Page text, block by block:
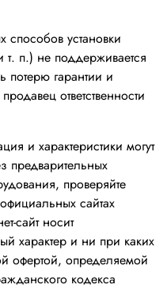
установки
п.) не поддерживается
потерю гарантии и
ответственности
и характеристики могут
предварительных
проверяйте
сайтах
сайт носит
характер и ни при каких
офертой, определяемой
кодекса